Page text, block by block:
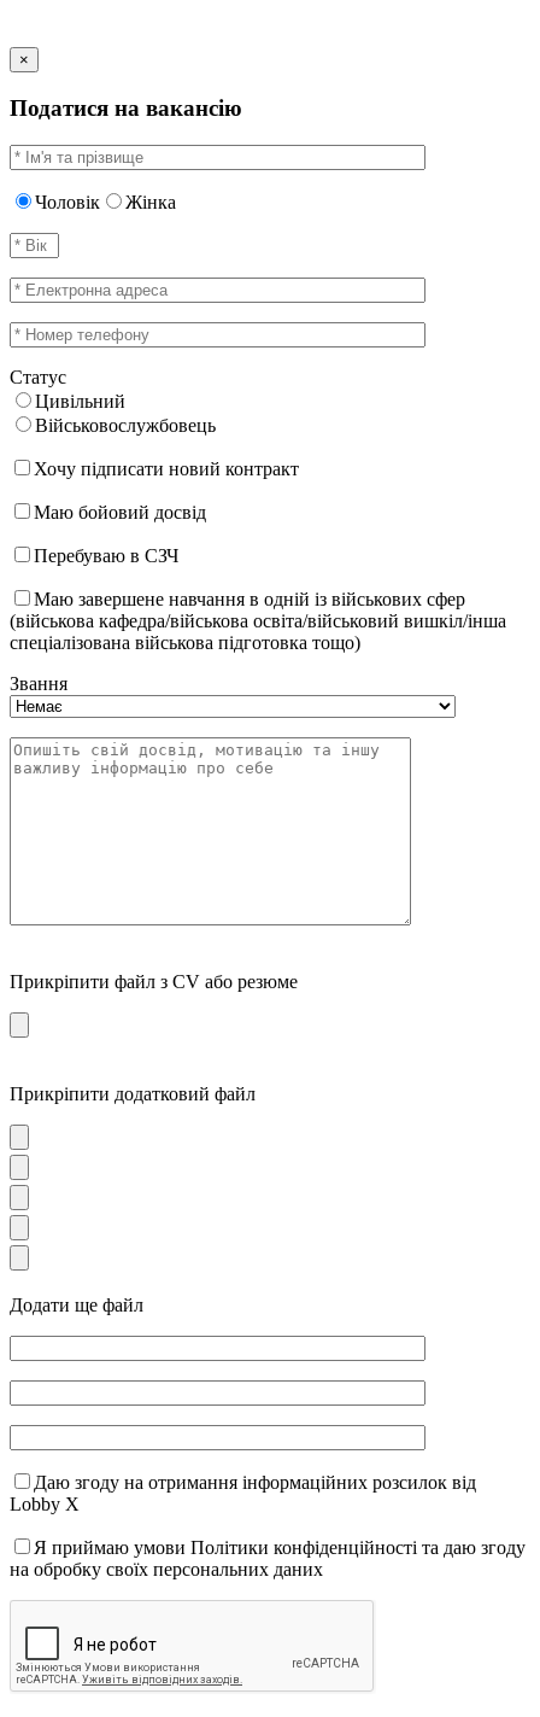
×
Податися на вакансію
Чоловік Жінка
Статус
Цивільний
Військовослужбовець
Хочу підписати новий контракт
Маю бойовий досвід
Перебуваю в СЗЧ
Маю завершене навчання в одній із військових сфер
(військова кафедра/військова освіта/військовий вишкіл/інша
спеціалізована військова підготовка тощо)
Звання
Прикріпити файл з CV або резюме
Прикріпити додатковий файл
Додати ще файл
Даю згоду на отримання інформаційних розсилок від
Lobby X
Я приймаю умови Політики конфіденційності та даю згоду
на обробку своїх персональних даних